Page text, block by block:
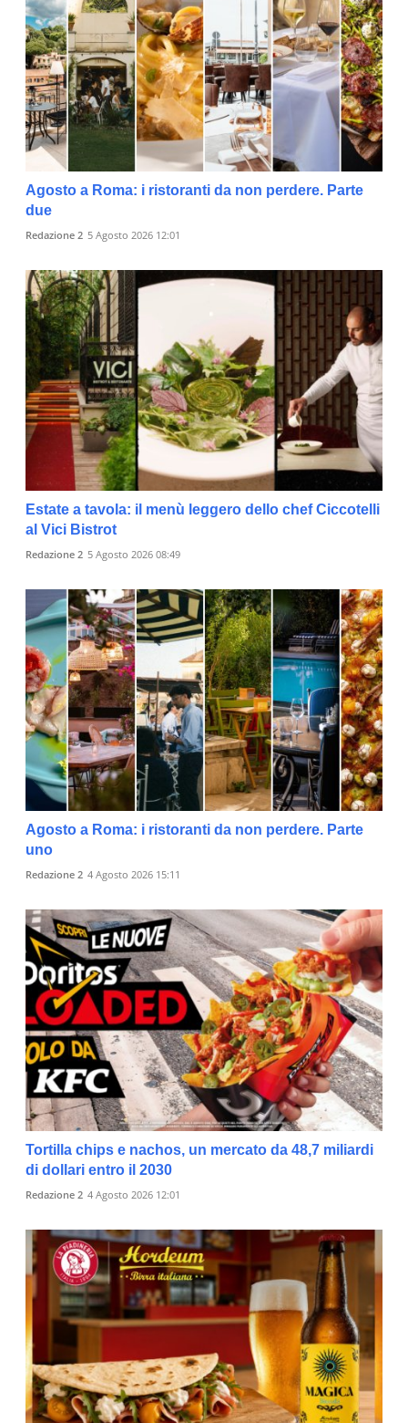
Agosto a Roma: i ristoranti da non perdere. Parte
due
Redazione 2 5 Agosto 2026 12:01
Estate a tavola: il menù leggero dello chef Ciccotelli
al Vici Bistrot
Redazione 2 5 Agosto 2026 08:49
Agosto a Roma: i ristoranti da non perdere. Parte
uno
Redazione 2 4 Agosto 2026 15:11
Tortilla chips e nachos, un mercato da 48,7 miliardi
di dollari entro il 2030
Redazione 2 4 Agosto 2026 12:01